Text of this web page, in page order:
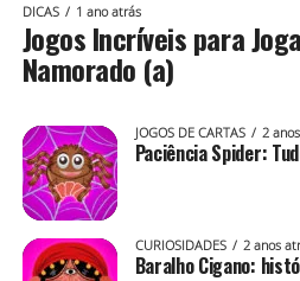
DICAS 1 ano atrás
Jogos Incríveis para
Namorado (a)
JOGOS DE CARTAS 2
Paciência Spider:
CURIOSIDADES 2 anos
Baralho Cigano: